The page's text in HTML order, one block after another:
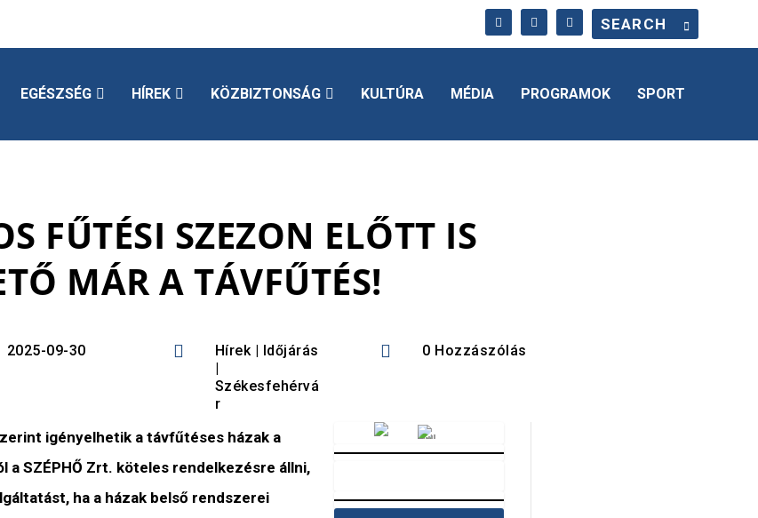
EGÉSZSÉG HÍREK KÖZBIZTONSÁG KULTÚRA MÉDIA PROGRAMOK SPORT
FŰTÉSI SZEZON ELŐTT IS
MÁR A TÁVFŰTÉS!
2025-09-30  Hírek|
Időjárás
Székesfehérvá
r
 0 Hozzászólás
igényelhetik a távfűtéses házak a
SZÉPHŐ Zrt. köteles rendelkezésre állni,
ha a házak belső rendszerei